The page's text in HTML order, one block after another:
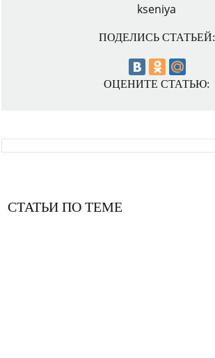
kseniya
ПОДЕЛИСЬ СТАТЬЕЙ:
ОЦЕНИТЕ СТАТЬЮ:
СТАТЬИ ПО ТЕМЕ